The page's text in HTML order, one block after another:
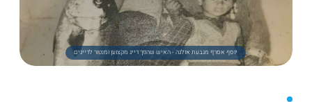
יוסף אסרף מגבעת אולגה - האיש שהפך דייג מקצוען ומנטור לדייגים